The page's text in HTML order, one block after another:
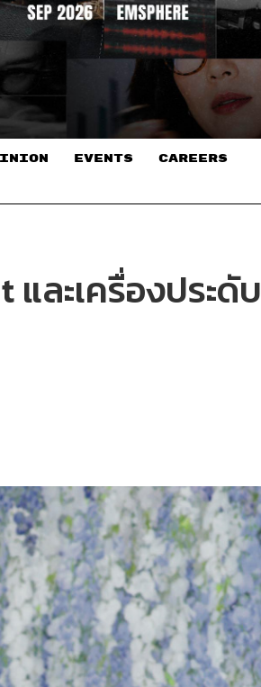
EVENTS CAREERS
และเครื่องประดับ